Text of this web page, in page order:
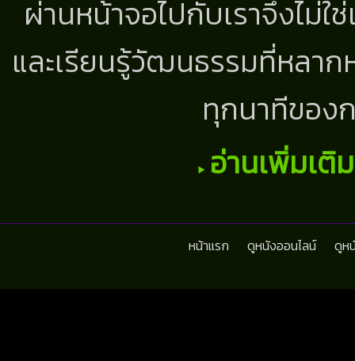
ผ่านหน้าจอไปกับเราจึงไม่
และเรียนรู้วัฒนธรรมที่หลา
ทุกนาทีขอ
อ่านเพิ่มเติ
หน้าแรก ดูหนังออนไลน์ ดูห